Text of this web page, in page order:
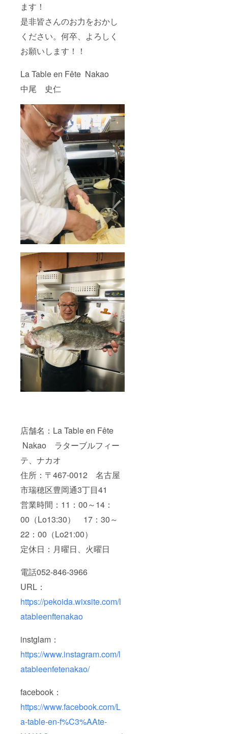
ます！
是非皆さんのお力をおかし
ください。何卒、よろしく
お願いします！！
La Table en Fête Nakao
中尾 史仁
店舗名：La Table en Fête
Nakao ラターブルフィー
テ、ナカオ
住所：〒467-0012 名古屋
市瑞穂区豊岡通3丁目41
営業時間：11：00～14：
00（Lo13:30） 17：30～
22：00（Lo21:00）
定休日：月曜日、火曜日
電話052-846-3966
URL：
https://pekoida.wixsite.com/l
atableenftenakao
instglam：
https://www.instagram.com/l
atableenfetenakao/
facebook：
https://www.facebook.com/L
a-table-en-f%C3%AAte-